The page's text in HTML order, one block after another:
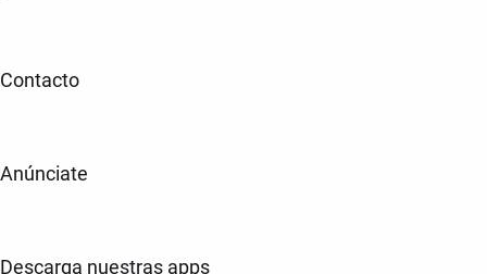
Contacto
Anúnciate
Descarga nuestras apps